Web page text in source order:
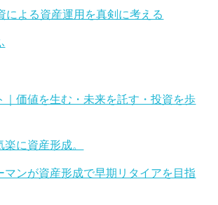
による資産運用を真剣に考える
｜価値を生む・未来を託す・投資を歩
に資産形成。
マンが資産形成で早期リタイアを目指